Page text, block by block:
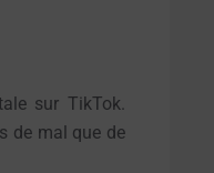
sur TikTok.
de mal que de